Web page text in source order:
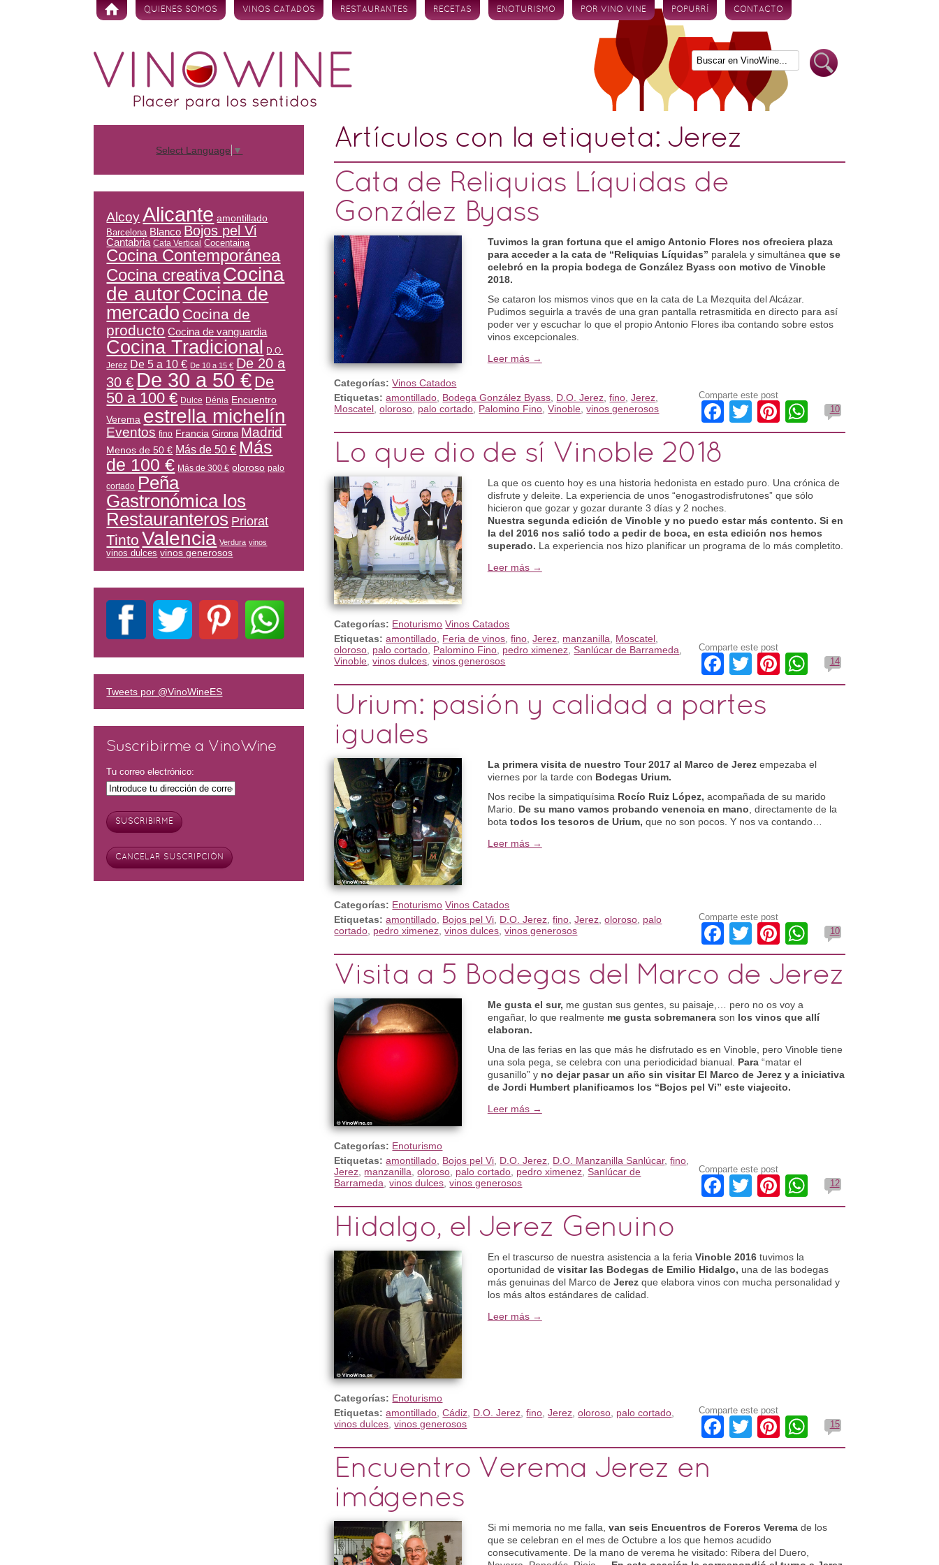
Skip to content
QUIENES SOMOS VINOS CATADOS RESTAURANTES RECETAS ENOTURISMO POR VINO VINE POPURRÍ CONTACTO
Artículos con la etiqueta: Jerez
Cata de Reliquias Líquidas de
González Byass
Tuvimos la gran fortuna que el amigo Antonio Flores nos ofreciera plaza
para acceder a la cata de “Reliquias Líquidas” paralela y simultánea que se
celebró en la propia bodega de González Byass con motivo de Vinoble
2018.
Se cataron los mismos vinos que en la cata de La Mezquita del Alcázar.
Pudimos seguirla a través de una gran pantalla retrasmitida en directo para así
poder ver y escuchar lo que el propio Antonio Flores iba contando sobre estos
vinos excepcionales.
Leer más →
Categorías:Vinos Catados
Etiquetas: amontillado Bodega González Byass D.O. Jerez ,fino ,Jerez
Moscatel ,oloroso palo cortado Palomino Fino ,Vinoble ,vinos generosos
Comparte este post
Facebook
TwitterPinterest
WhatsApp
10
Lo que dio de sí Vinoble 2018
La que os cuento hoy es una historia hedonista en estado puro. Una crónica de
disfrute y deleite. La experiencia de unos “enogastrodisfrutones” que sólo
hicieron que gozar y gozar durante 3 días y 2 noches.
Nuestra segunda edición de Vinoble y no puedo estar más contento. Si en
la del 2016 nos salió todo a pedir de boca, en esta edición nos hemos
superado. La experiencia nos hizo planificar un programa de lo más completito.
Leer más →
Categorías: Enoturismo Vinos Catados
Etiquetas: amontillado Feria de vinos ,fino ,Jerez manzanilla Moscatel
oloroso palo cortado Palomino Fino pedro ximenez ,Sanlúcar de Barrameda
Vinoble ,vinos dulces ,vinos generosos
Comparte este post
Facebook
TwitterPinterest
WhatsApp
14
Urium: pasión y calidad a partes
iguales
La primera visita de nuestro Tour 2017 al Marco de Jerezempezaba el
viernes por la tarde con Bodegas Urium.
Nos recibe la simpatiquísima Rocío Ruiz López, acompañada de su marido
Mario. De su mano vamos probando venencia en mano , directamente de la
bota todos los tesoros de Urium, que no son pocos. Y nos va contando…
Leer más →
Categorías: Enoturismo Vinos Catados
Etiquetas: amontillado, Bojos pel Vi, D.O. Jerez,fino,Jerez,oloroso, palo
cortado, pedro ximenez,vinos dulces,vinos generosos
Comparte este post
Facebook
TwitterPinterest
WhatsApp
10
Visita a 5 Bodegas del Marco de Jerez
Me gusta el sur, me gustan sus gentes, su paisaje,… pero no os voy a
engañar, lo que realmente me gusta sobremanerason los vinos que allí
elaboran.
Una de las ferias en las que más he disfrutado es en Vinoble, pero Vinoble tiene
una sola pega, se celebra con una periodicidad bianual. Para“matar el
gusanillo” y no dejar pasar un año sin visitar El Marco de Jerez y a iniciativa
de Jordi Humbert planificamos los “Bojos pel Vi” este viajecito.
Leer más →
Categorías: Enoturismo
Etiquetas: amontillado Bojos pel Vi D.O. Jerez D.O. Manzanilla Sanlúcar,fino
Jerez manzanilla ,oloroso palo cortado pedro ximenez ,Sanlúcar de
Barrameda ,vinos dulces ,vinos generosos
Comparte este post
Facebook
TwitterPinterest
WhatsApp
12
Hidalgo, el Jerez Genuino
En el trascurso de nuestra asistencia a la feria Vinoble 2016tuvimos la
oportunidad de visitar las Bodegas de Emilio Hidalgo, una de las bodegas
más genuinas del Marco de Jerezque elabora vinos con mucha personalidad y
los más altos estándares de calidad.
Leer más →
Categorías: Enoturismo
Etiquetas: amontillado ,Cádiz D.O. Jerez ,fino ,Jerez ,oloroso palo cortado
vinos dulces ,vinos generosos
Comparte este post
Facebook
TwitterPinterest
WhatsApp
15
Encuentro Verema Jerez en
imágenes
Si mi memoria no me falla, van seis Encuentros de Foreros Veremade los
que se celebran en el mes de Octubre a los que hemos acudido
consecutivamente. De la mano de verema he visitado: Ribera del Duero,
Select Language ▼
Alcoy Alicante amontillado
Barcelona Blanco Bojos pel Vi
Cantabria Cata Vertical Cocentaina
Cocina Contemporánea
Cocina creativaCocina
de autorCocina de
mercado Cocina de
producto Cocina de vanguardia
Cocina Tradicional
D.O.
Jerez De 5 a 10 € De 10 a 15 € De 20 a
30 € De 30 a 50 € De
50 a 100 € Dulce Dénia Encuentro
Verema estrella michelín
Eventos fino Francia Girona Madrid
Menos de 50 € Más de 50 € Más
de 100 € Más de 300 € oloroso palo
cortado Peña
Gastronómica los
Restauranteros Priorat
Tinto Valencia Verdura vinos
vinos dulces vinos generosos
Tweets por @VinoWineES
Suscribirme a VinoWine
Tu correo electrónico: